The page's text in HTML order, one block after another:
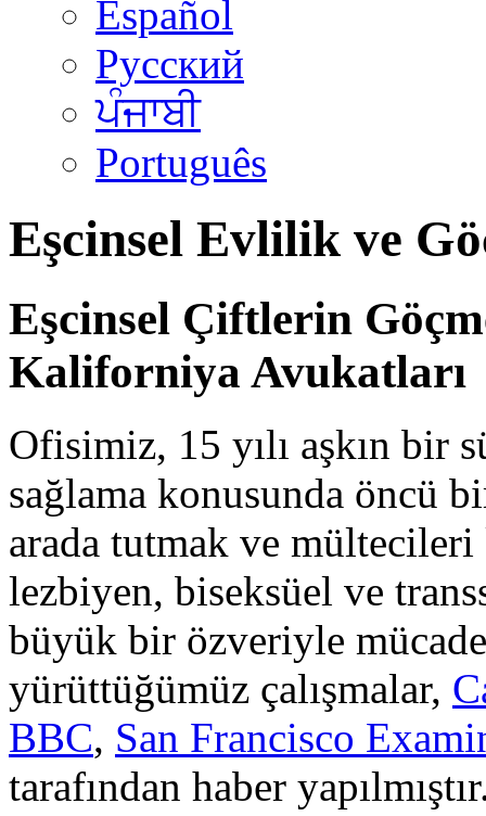
Español
Русский
ਪੰਜਾਬੀ
Português
Eşcinsel Evlilik ve
Eşcinsel Çiftlerin
Kaliforniya Avukatları
Ofisimiz, 15 yılı aşkın bir
sağlama konusunda öncü
arada tutmak ve mültecileri
lezbiyen, biseksüel ve
büyük bir özveriyle
yürüttüğümüz çalışmalar,
BBC, San Francisco
tarafından haber